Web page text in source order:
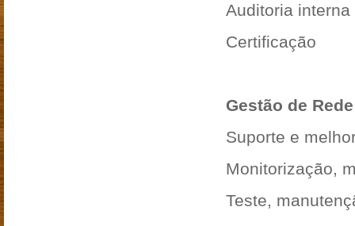
Auditoria
Certificação
Gestão de
Suporte e
Monitorização,
Teste,